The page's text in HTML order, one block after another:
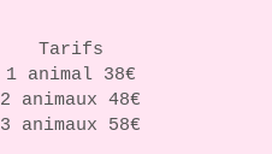
Tarifs
1 animal 38€
2 animaux 48€
3 animaux 58€